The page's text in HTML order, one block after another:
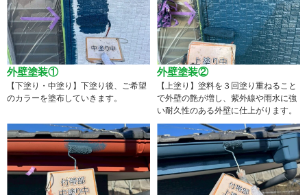
外壁塗装①
【下塗り・中塗り】下塗り後、ご希望
のカラーを塗布していきます。
外壁塗装②
【上塗り】塗料を３回塗り重ねること
で外壁の艶が増し、紫外線や雨水に強
い耐久性のある外壁に仕上がります。